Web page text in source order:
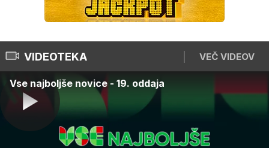
VIDEOTEKA VEČ VIDEOV
Vse najboljše novice - 19. oddaja